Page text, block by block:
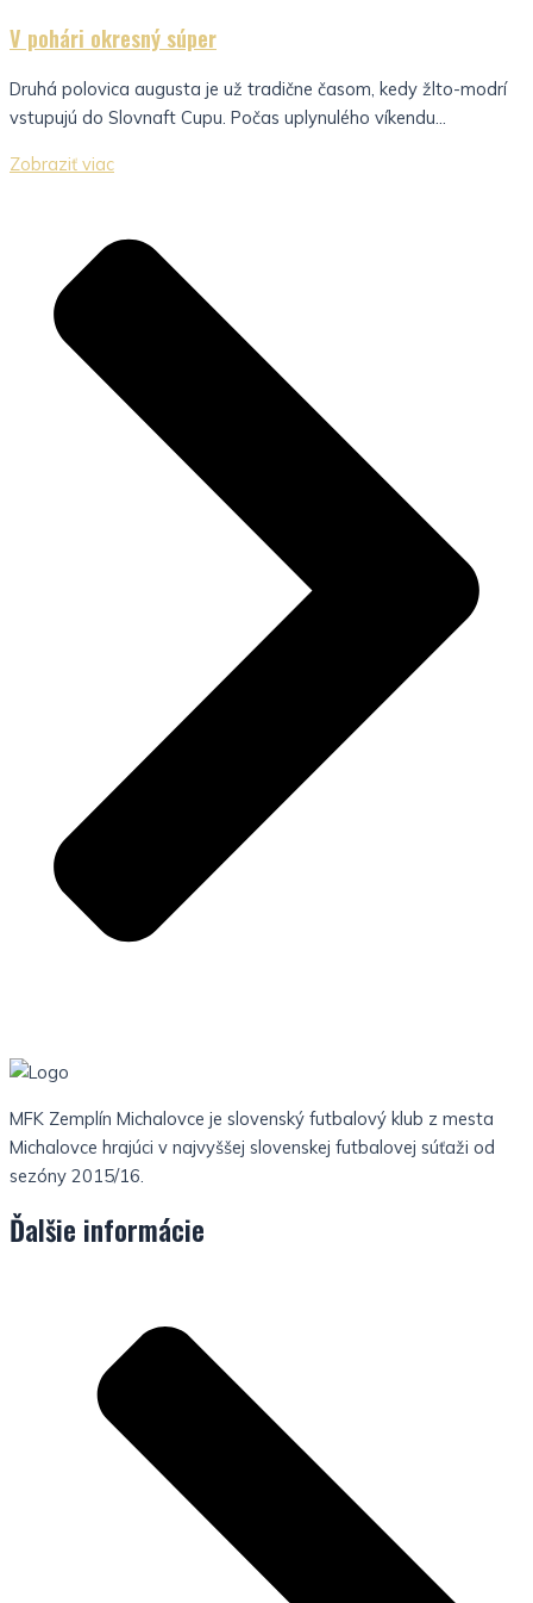
V pohári okresný súper
Druhá polovica augusta je už tradične časom, kedy žlto-modrí
vstupujú do Slovnaft Cupu. Počas uplynulého víkendu...
Zobraziť viac
MFK Zemplín Michalovce je slovenský futbalový klub z mesta
Michalovce hrajúci v najvyššej slovenskej futbalovej súťaži od
sezóny 2015/16.
Ďalšie informácie